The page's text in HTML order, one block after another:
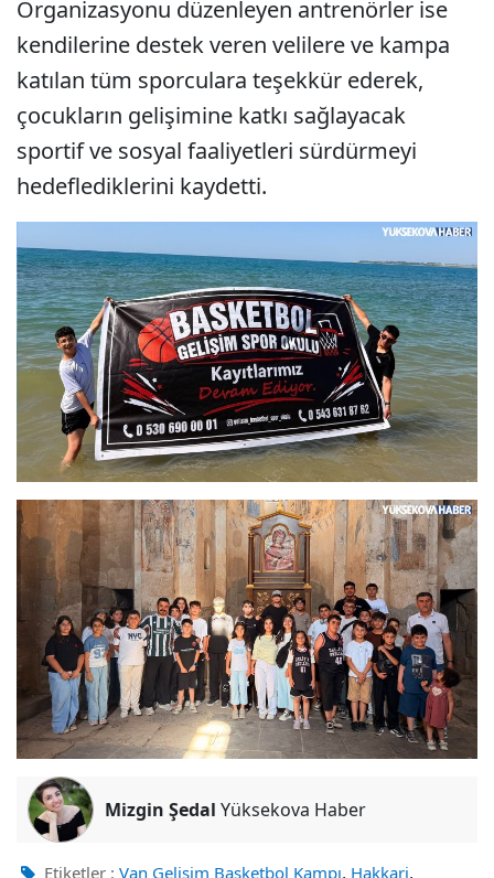
Organizasyonu düzenleyen antrenörler ise
kendilerine destek veren velilere ve kampa
katılan tüm sporculara teşekkür ederek,
çocukların gelişimine katkı sağlayacak
sportif ve sosyal faaliyetleri sürdürmeyi
hedeflediklerini kaydetti.
Mizgin Şedal Yüksekova Haber
Etiketler : Van Gelişim Basketbol Kampı, Hakkari,